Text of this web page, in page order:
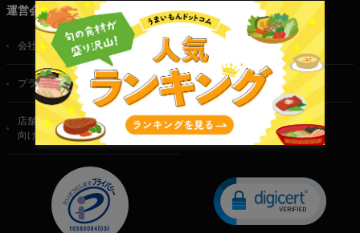
運営会社
会社概要 ご利用規約
プライバシーポリシー 特定商取引法に基づく表記
店舗・法人・生産者様
向けのお問い合わせ